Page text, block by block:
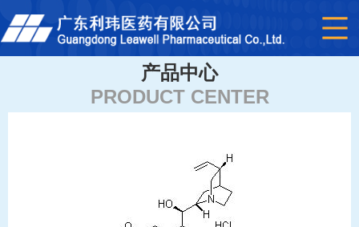
产品中心
PRODUCT CENTER